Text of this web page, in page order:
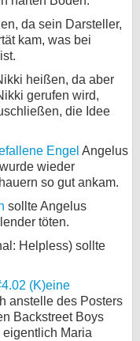
da sein Darsteller,
kam, was bei
heißen, da aber
gerufen wird,
die Idee
Engel Angelus
wieder
so gut ankam.
sollte Angelus
töten.
Helpless) sollte
(K)eine
anstelle des Posters
Backstreet Boys
Maria